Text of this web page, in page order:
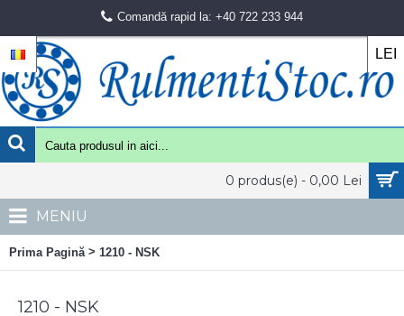
Comandă rapid la: +40 722 233 944
LEI
0 produs(e) - 0,00 Lei
MENIU
Prima Pagină > 1210 - NSK
1210 - NSK